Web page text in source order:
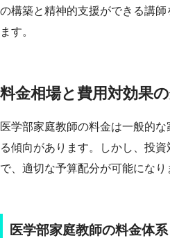
の構築と精神的支援ができる講
ます。
料金相場と費用対効果
医学部家庭教師の料金は一般的
る傾向があります。しかし、投
で、適切な予算配分が可能になり
医学部家庭教師の料金体系